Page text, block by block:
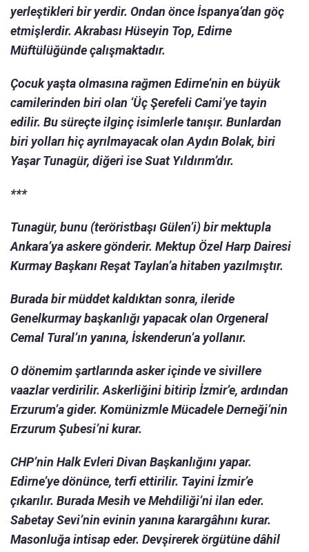
yerleştikleri bir yerdir. Ondan önce İspanya’dan göç
etmişlerdir. Akrabası Hüseyin Top, Edirne
Müftülüğünde çalışmaktadır.
Çocuk yaşta olmasına rağmen Edirne’nin en büyük
camilerinden biri olan ‘Üç Şerefeli Cami’ye tayin
edilir. Bu süreçte ilginç isimlerle tanışır. Bunlardan
biri yolları hiç ayrılmayacak olan Aydın Bolak, biri
Yaşar Tunagür, diğeri ise Suat Yıldırım’dır.
***
Tunagür, bunu (teröristbaşı Gülen’i) bir mektupla
Ankara’ya askere gönderir. Mektup Özel Harp Dairesi
Kurmay Başkanı Reşat Taylan’a hitaben yazılmıştır.
Burada bir müddet kaldıktan sonra, ileride
Genelkurmay başkanlığı yapacak olan Orgeneral
Cemal Tural’ın yanına, İskenderun’a yollanır.
O dönemim şartlarında asker içinde ve sivillere
vaazlar verdirilir. Askerliğini bitirip İzmir’e, ardından
Erzurum’a gider. Komünizmle Mücadele Derneği’nin
Erzurum Şubesi’ni kurar.
CHP’nin Halk Evleri Divan Başkanlığını yapar.
Edirne’ye dönünce, terfi ettirilir. Tayini İzmir’e
çıkarılır. Burada Mesih ve Mehdiliği’ni ilan eder.
Sabetay Sevi’nin evinin yanına karargâhını kurar.
Masonluğa intisap eder. Devşirerek örgütüne dâhil